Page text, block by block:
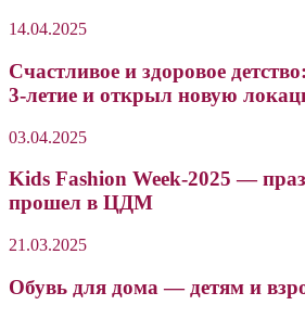
14.04.2025
Счастливое и здоровое
3-летие и открыл новую
03.04.2025
Kids Fashion Week-2025 —
прошел в ЦДМ
21.03.2025
Обувь для дома — детям и